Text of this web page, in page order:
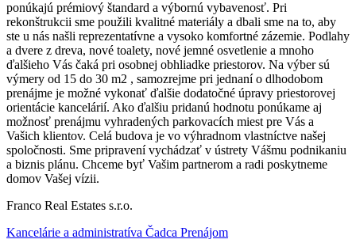
ponúkajú prémiový štandard a výbornú vybavenosť. Pri
rekonštrukcii sme použili kvalitné materiály a dbali sme na to, aby
ste u nás našli reprezentatívne a vysoko komfortné zázemie. Podlahy
a dvere z dreva, nové toalety, nové jemné osvetlenie a mnoho
ďalšieho Vás čaká pri osobnej obhliadke priestorov. Na výber sú
výmery od 15 do 30 m2 , samozrejme pri jednaní o dlhodobom
prenájme je možné vykonať ďalšie dodatočné úpravy priestorovej
orientácie kancelárií. Ako ďalšiu pridanú hodnotu ponúkame aj
možnosť prenájmu vyhradených parkovacích miest pre Vás a
Vašich klientov. Celá budova je vo výhradnom vlastníctve našej
spoločnosti. Sme pripravení vychádzať v ústrety Vášmu podnikaniu
a biznis plánu. Chceme byť Vašim partnerom a radi poskytneme
domov Vašej vízii.
Franco Real Estates s.r.o.
Kancelárie a administratíva Čadca Prenájom